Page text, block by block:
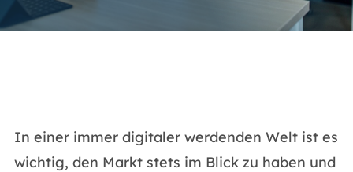
In einer immer digitaler werdenden Welt ist es
wichtig, den Markt stets im Blick zu haben und